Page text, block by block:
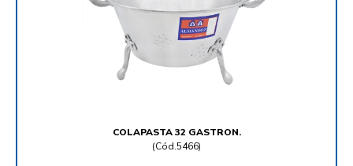
COLAPASTA 32 GASTRON.
(Cód.5466)